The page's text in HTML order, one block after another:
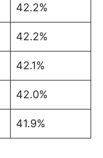
42.2%
42.2%
42.1%
42.0%
41.9%